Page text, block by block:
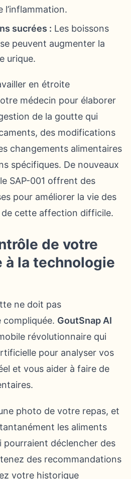
l’inflammation.
sucrées : Les boissons
peuvent augmenter la
urique.
en étroite
médecin pour élaborer
de la goutte qui
des modifications
changements alimentaires
spécifiques. De nouveaux
SAP-001 offrent des
pour améliorer la vie des
cette affection difficile.
de votre
à la technologie
ne doit pas
compliquée. GoutSnap AI
révolutionnaire qui
pour analyser vos
et vous aider à faire de
photo de votre repas, et
les aliments
pourraient déclencher des
des recommandations
votre historique